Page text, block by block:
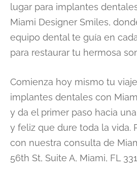
lugar para implantes
Miami Designer Smiles,
equipo dental te guía en
para restaurar tu hermosa
Comienza hoy mismo tu
implantes dentales con
y da el primer paso hacia
y feliz que dure toda la vida.
con nuestra consulta de
56th St, Suite A, Miami, FL